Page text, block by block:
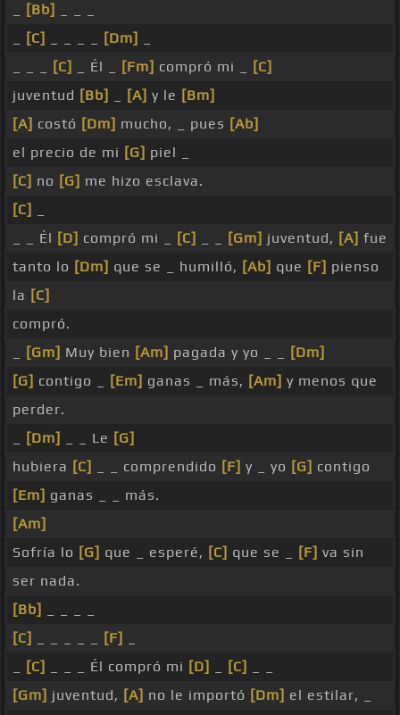
[Bb]
[C] [Dm]
[C] _ Él _ [Fm] compró mi _
[C]
juventud [Bb] [A] y le [Bm]
[A] costó [Dm] mucho, _ pues [Ab]
el precio de mi [G] piel _
[C] no [G] me hizo esclava.
[C]
_ _ Él [D] compró mi _ [C] [Gm] juventud, [A] fue
tanto lo [Dm] que se _ humilló, [Ab] que [F] pienso
la [C]
compró.
[Gm] Muy bien [Am] pagada y yo _ _
[Dm]
[G] contigo _ [Em] ganas _ más, [Am] y menos que
perder.
[Dm] _ _ Le [G]
hubiera [C] _ _ comprendido [F] y _ yo [G] contigo
[Em] ganas _ _ más.
[Am]
Sofría lo [G] que _ esperé, [C] que se _ [F] va sin
ser nada.
[Bb]
[C]
[F]
[C] _ _ _ Él compró mi [D] [C]
[Gm] juventud, [A] no le importó [Dm] el estilar, _